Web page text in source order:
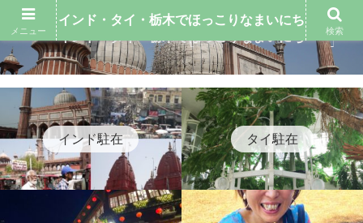
インド駐在 タイ駐在
メニュー
インド・タイ・栃木でほっこりなまいにち
検索